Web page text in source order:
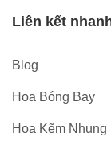
Liên kết
Blog
Hoa Bóng Bay
Hoa Kẽm Nhung